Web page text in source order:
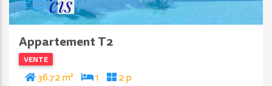
Appartement T2
VENTE
36.72 m² 1 2 p